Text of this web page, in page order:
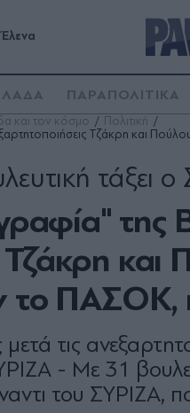
ΠΑΡΑΠΟΛΙΤΙΚΑ
και τον κόσμο
Πολιτική
Τζάκρη και
της
Τζάκρη
το ΠΑΣΟΚ,
τάξει
τις
- Με 31
του ΣΥΡΙΖΑ,